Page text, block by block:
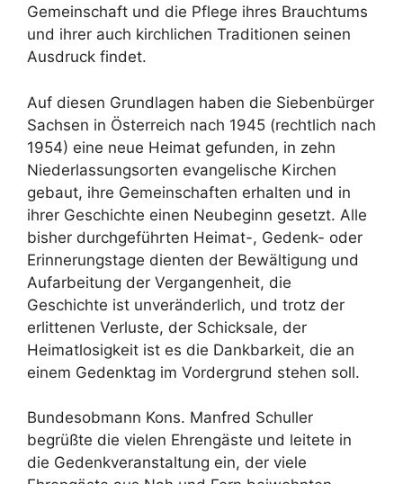
Gemeinschaft und die Pflege ihres Brauchtums
und ihrer auch kirchlichen Traditionen seinen
Ausdruck findet.
Auf diesen Grundlagen haben die Siebenbürger
Sachsen in Österreich nach 1945 (rechtlich nach
1954) eine neue Heimat gefunden, in zehn
Niederlassungsorten evangelische Kirchen
gebaut, ihre Gemeinschaften erhalten und in
ihrer Geschichte einen Neubeginn gesetzt. Alle
bisher durchgeführten Heimat-, Gedenk- oder
Erinnerungstage dienten der Bewältigung und
Aufarbeitung der Vergangenheit, die
Geschichte ist unveränderlich, und trotz der
erlittenen Verluste, der Schicksale, der
Heimatlosigkeit ist es die Dankbarkeit, die an
einem Gedenktag im Vordergrund stehen soll.
Bundesobmann Kons. Manfred Schuller
begrüßte die vielen Ehrengäste und leitete in
die Gedenkveranstaltung ein, der viele